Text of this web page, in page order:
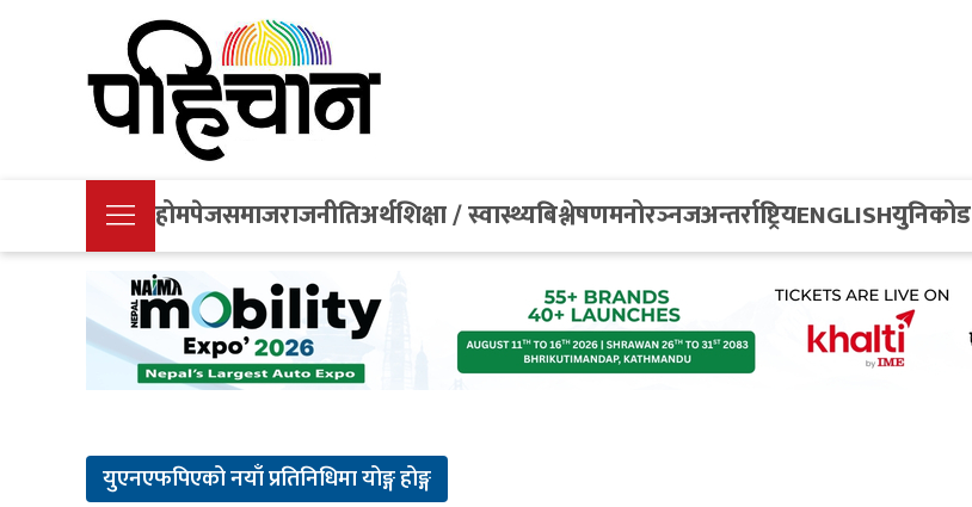
होमपेजसमाजराजनीतिअर्थशिक्षा / स्वास्थ्यबिश्लेषणमनोरञ्नजअन्तर्राष्ट्रियENGLISHयुनिकोड
युएनएफपिएको नयाँ प्रतिनिधिमा योङ्ग होङ्ग